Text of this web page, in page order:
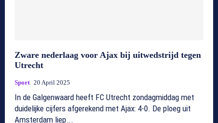
Zware nederlaag voor Ajax bij uitwedstrijd tegen
Utrecht
Sport 20 April 2025
In de Galgenwaard heeft FC Utrecht zondagmiddag met
duidelijke cijfers afgerekend met Ajax: 4-0. De ploeg uit
Amsterdam liep...